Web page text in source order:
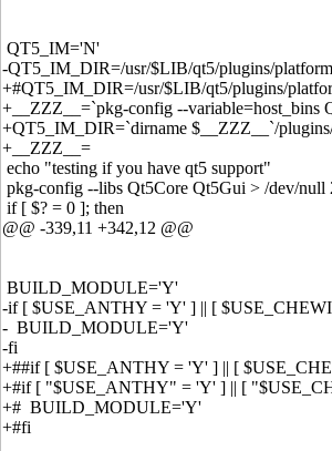
QT5_IM='N'
-QT5_IM_DIR=/usr/$LIB/qt5/plugins/
+#QT5_IM_DIR=/usr/$LIB/qt5/plugins/
+__ZZZ__=`pkg-config --variable=host_bins
+QT5_IM_DIR=`dirname $__ZZZ__`/
+__ZZZ__=
echo "testing if you have qt5 support"
pkg-config --libs Qt5Core Qt5Gui > /dev/null
if [ $? = 0 ]; then
@@ -339,11 +342,12 @@
BUILD_MODULE='Y'
-if [ $USE_ANTHY = 'Y' ] || [
- BUILD_MODULE='Y'
-fi
+##if [ $USE_ANTHY = 'Y' ] || [
+#if [ "$USE_ANTHY" = 'Y' ] || [
+# BUILD_MODULE='Y'
+#fi